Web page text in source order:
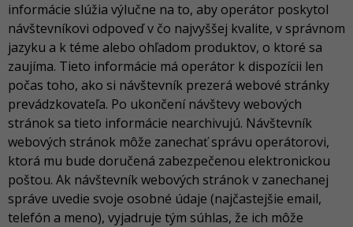
informácie slúžia výlučne na to, aby operátor poskytol
návštevníkovi odpoveď v čo najvyššej kvalite, v správnom
jazyku a k téme alebo ohľadom produktov, o ktoré sa
zaujíma. Tieto informácie má operátor k dispozícii len
počas toho, ako si návštevník prezerá webové stránky
prevádzkovateľa. Po ukončení návštevy webových
stránok sa tieto informácie nearchivujú. Návštevník
webových stránok môže zanechať správu operátorovi,
ktorá mu bude doručená zabezpečenou elektronickou
poštou. Ak návštevník webových stránok v zanechanej
správe uvedie svoje osobné údaje (najčastejšie email,
telefón a meno), vyjadruje tým súhlas, že ich môže